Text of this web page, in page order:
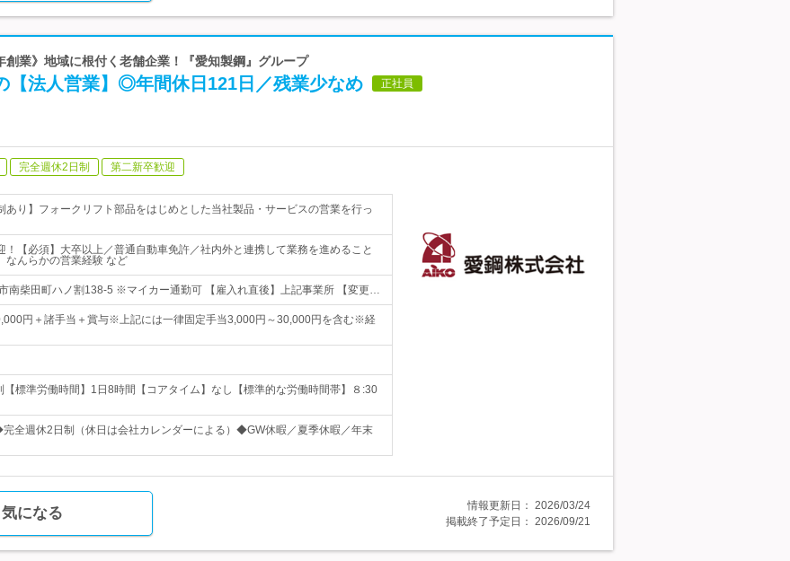
業》地域に根付く老舗企業！『愛知製鋼』グループ
【法人営業】◎年間休日121日／残業少なめ 正社員
完全週休2日制 第二新卒歓迎
あり】フォークリフト部品をはじめとした当社製品・サービスの営業を行っ
！【必須】大卒以上／普通自動車免許／社内外と連携して業務を進めること
んらかの営業経験 など
南柴田町ハノ割138-5 ※マイカー通勤可 【雇入れ直後】上記事業所 【変更…
円＋諸手当＋賞与※上記には一律固定手当3,000円～30,000円を含む※経
【標準労働時間】1日8時間【コアタイム】なし【標準的な労働時間帯】８:30
完全週休2日制（休日は会社カレンダーによる）◆GW休暇／夏季休暇／年末
気になる 情報更新日： 2026/03/24
掲載終了予定日： 2026/09/21